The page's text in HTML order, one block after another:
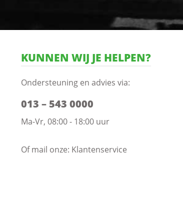
KUNNEN WIJ JE HELPEN?
Ondersteuning en advies via:
013 – 543 0000
Ma-Vr, 08:00 - 18:00 uur
Of mail onze: Klantenservice